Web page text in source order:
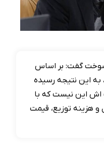
گفت: بر اساس
این نتیجه رسیده
اش این نیست که با
و هزینه توزیع، قیمت